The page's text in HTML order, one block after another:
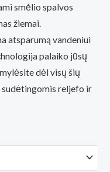
smėlio spalvos
žiemai.
atsparumą vandeniui
palaiko jūsų
dėl visų šių
reljefo ir